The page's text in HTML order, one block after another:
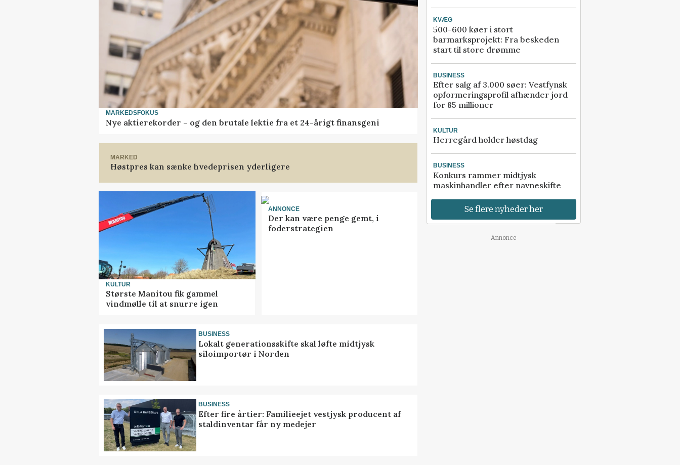
MARKEDSFOKUS
Nye aktierekorder – og den brutale lektie fra et 24-årigt finansgeni
MARKED
Høstpres kan sænke hvedeprisen yderligere
KULTUR
Største Manitou fik gammel
vindmølle til at snurre igen
ANNONCE
Der kan være penge gemt, i
foderstrategien
BUSINESS
Lokalt generationsskifte skal løfte midtjysk
siloimportør i Norden
BUSINESS
Efter fire årtier: Familieejet vestjysk producent af
staldinventar får ny medejer
KVÆG
500-600 køer i stort
barmarksprojekt: Fra beskeden
start til store drømme
BUSINESS
Efter salg af 3.000 søer: Vestfynsk
opformeringsprofil afhænder jord
for 85 millioner
KULTUR
Herregård holder høstdag
BUSINESS
Konkurs rammer midtjysk
maskinhandler efter navneskifte
Se flere nyheder her
Annonce